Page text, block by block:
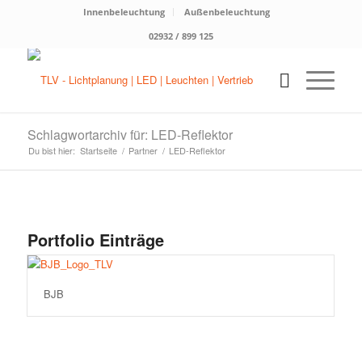
Innenbeleuchtung
Außenbeleuchtung
02932 / 899 125
Schlagwortarchiv für: LED-Reflektor
Du bist hier: Startseite / Partner / LED-Reflektor
Portfolio Einträge
BJB